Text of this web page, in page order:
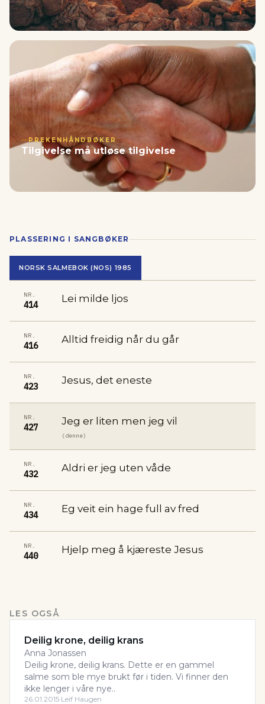
PREKENHÅNDBØKER
Tilgivelse må utløse tilgivelse
PLASSERING I SANGBØKER
NORSK SALMEBOK (NOS) 1985
NR.
414
Lei milde ljos
NR.
416
Alltid freidig når du går
NR.
423
Jesus, det eneste
NR.
427
Jeg er liten men jeg vil
(denne)
NR.
432
Aldri er jeg uten våde
NR.
434
Eg veit ein hage full av fred
NR.
440
Hjelp meg å kjæreste Jesus
LES OGSÅ
Deilig krone, deilig krans
Anna Jonassen
Deilig krone, deilig krans. Dette er en gammel
salme som ble mye brukt før i tiden. Vi finner den
ikke lenger i våre nye..
26.01.2015·Leif Haugen